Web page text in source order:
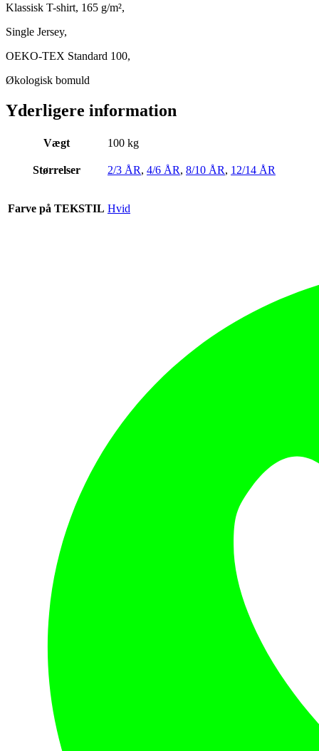
Klassisk T-shirt, 165 g/m²,
Single Jersey,
OEKO-TEX Standard 100,
Økologisk bomuld
Yderligere information
Vægt 100 kg
Størrelser 2/3 ÅR, 4/6 ÅR, 8/10 ÅR, 12/14 ÅR
Farve på TEKSTIL Hvid